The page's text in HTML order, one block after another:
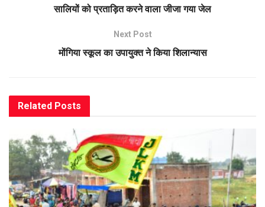
सालियों को प्रताड़ित करने वाला जीजा गया जेल
Next Post
मोंगिया स्कूल का उपायुक्त ने किया शिलान्यास
Related Posts